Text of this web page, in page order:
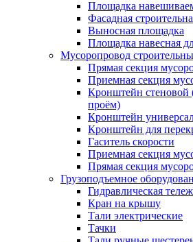
Площадка
Фасадная
Выносная площадка
Площадка навесная
Мусоропровод
Прямая секция
Приемная секция
Кронштейн стеновой
проём)
Кронштейн
Кронштейн для
Гаситель скорости
Приемная секция
Прямая секция
Грузоподъемное
Гидравлическая
Кран на крышу
Тали электрические
Тачки